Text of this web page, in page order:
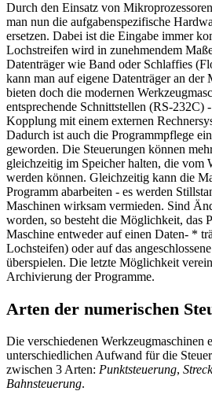
Durch den Einsatz von
man nun die aufgabenspezifische
ersetzen. Dabei ist die Eingabe immer
Lochstreifen wird in zunehmendem
Datenträger wie Band oder Schlaffies
kann man auf eigene Datenträger an der
bieten doch die modernen
entsprechende Schnittstellen (RS-
Kopplung mit einem externen
Dadurch ist auch die Programmpflege
geworden. Die Steuerungen können
gleichzeitig im Speicher halten, die vom
werden können. Gleichzeitig kann die
Programm abarbeiten - es werden
Maschinen wirksam vermieden. Sind
worden, so besteht die Möglichkeit, das
Maschine entweder auf einen Daten- *
Lochsteifen) oder auf das
überspielen. Die letzte Möglichkeit
Archivierung der Programme.
Arten der numerischen
Die verschiedenen Werkzeugmaschinen
unterschiedlichen Aufwand für die
zwischen 3 Arten: Punktsteuerung,
Bahnsteuerung.